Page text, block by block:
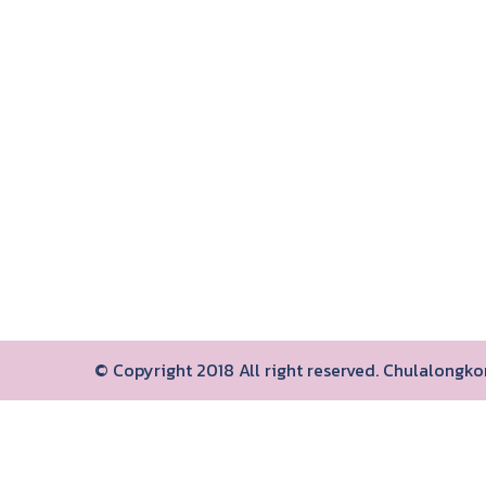
© Copyright 2018 All right reserved.